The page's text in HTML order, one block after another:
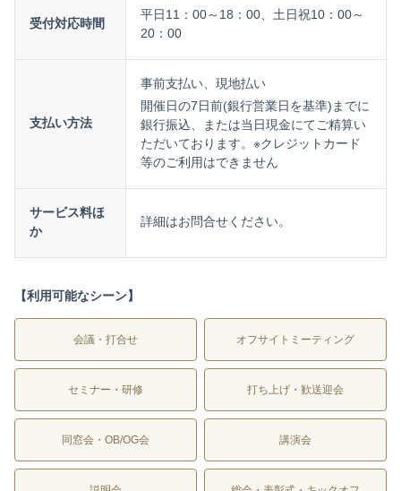
受付対応時間
平日11：00～18：00、土日祝10：00～
20：00
支払い方法
事前支払い、現地払い
開催日の7日前(銀行営業日を基準)までに
銀行振込、または当日現金にてご精算い
ただいております。※クレジットカード
等のご利用はできません
サービス料ほ
か
詳細はお問合せください。
【利用可能なシーン】
会議・打合せ オフサイトミーティング
セミナー・研修 打ち上げ・歓送迎会
同窓会・OB/OG会 講演会